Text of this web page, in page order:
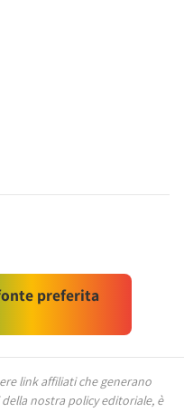
preferita
link affiliati che generano
nostra policy editoriale, è